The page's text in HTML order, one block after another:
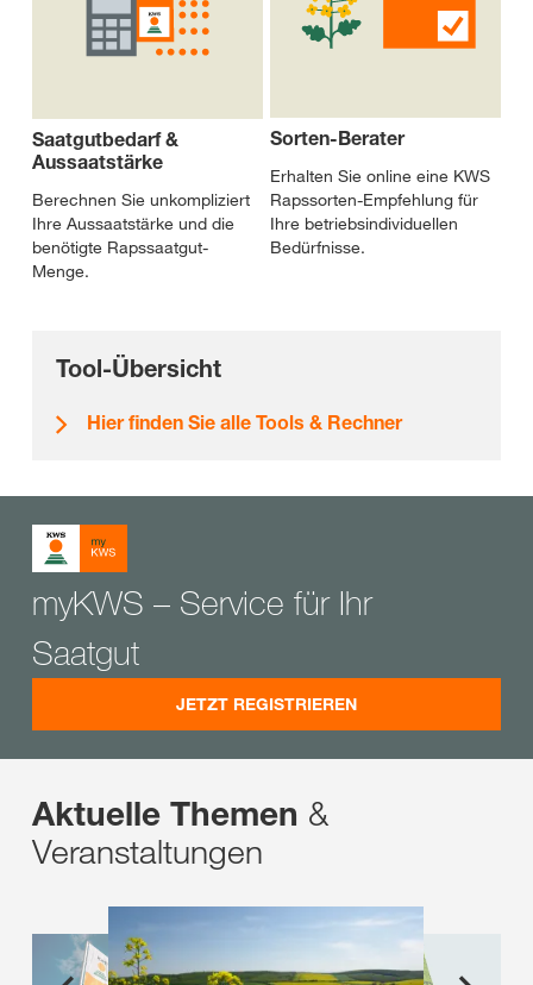
Saatgutbedarf &
Aussaatstärke
Berechnen Sie unkompliziert
Ihre Aussaatstärke und die
benötigte Rapssaatgut-
Menge.
Sorten-Berater
Erhalten Sie online eine KWS
Rapssorten-Empfehlung für
Ihre betriebsindividuellen
Bedürfnisse.
Tool-Übersicht
Hier finden Sie alle Tools & Rechner
myKWS – Service für Ihr
Saatgut
JETZT REGISTRIEREN
Aktuelle Themen &
Veranstaltungen